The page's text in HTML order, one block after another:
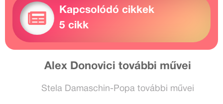
Kapcsolódó cikkek
5 cikk
Alex Donovici további művei
Stela Damaschin-Popa további művei